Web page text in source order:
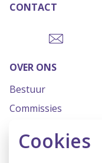
Cookies
CONTACT
OVER ONS
Bestuur
Commissies
Statuten